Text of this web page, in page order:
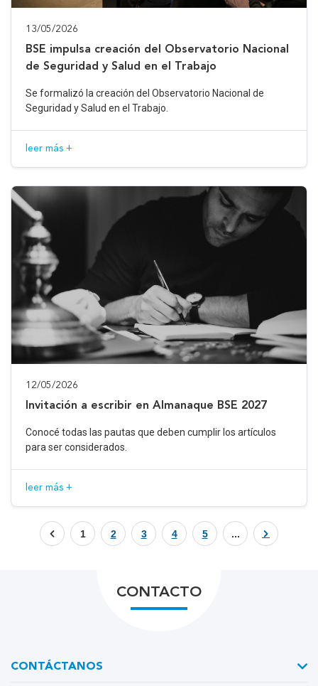
13/05/2026
BSE impulsa creación del Observatorio Nacional
de Seguridad y Salud en el Trabajo
Se formalizó la creación del Observatorio Nacional de
Seguridad y Salud en el Trabajo.
leer más +
12/05/2026
Invitación a escribir en Almanaque BSE 2027
Conocé todas las pautas que deben cumplir los artículos
para ser considerados.
leer más +
1 2 3 4 5 ...
CONTACTO
CONTÁCTANOS